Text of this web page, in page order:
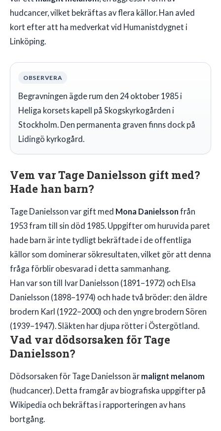
hudcancer, vilket bekräftas av flera källor. Han avled
kort efter att ha medverkat vid Humanistdygnet i
Linköping.
OBSERVERA
Begravningen ägde rum den 24 oktober 1985 i
Heliga korsets kapell på Skogskyrkogården i
Stockholm. Den permanenta graven finns dock på
Lidingö kyrkogård.
Vem var Tage Danielsson gift med?
Hade han barn?
Tage Danielsson var gift med Mona Danielsson från
1953 fram till sin död 1985. Uppgifter om huruvida paret
hade barn är inte tydligt bekräftade i de offentliga
källor som dominerar sökresultaten, vilket gör att denna
fråga förblir obesvarad i detta sammanhang.
Han var son till Ivar Danielsson (1891–1972) och Elsa
Danielsson (1898–1974) och hade två bröder: den äldre
brodern Karl (1922–2000) och den yngre brodern Sören
(1939–1947). Släkten har djupa rötter i Östergötland.
Vad var dödsorsaken för Tage
Danielsson?
Dödsorsaken för Tage Danielsson är malignt melanom
(hudcancer). Detta framgår av biografiska uppgifter på
Wikipedia och bekräftas i rapporteringen av hans
bortgång.